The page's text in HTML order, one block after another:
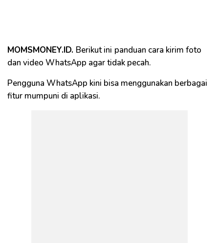
MOMSMONEY.ID. Berikut ini panduan cara kirim foto
dan video WhatsApp agar tidak pecah.
Pengguna WhatsApp kini bisa menggunakan berbagai
fitur mumpuni di aplikasi.